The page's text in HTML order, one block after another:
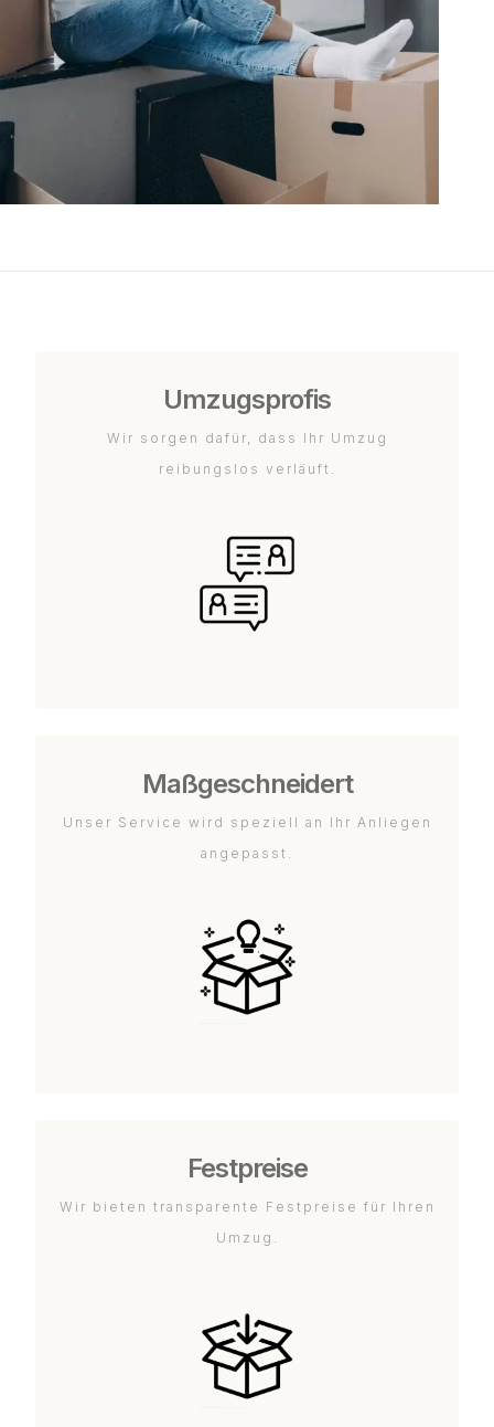
Umzugsprofis
Wir sorgen dafür, dass Ihr Umzug
reibungslos verläuft.
Maßgeschneidert
Unser Service wird speziell an Ihr Anliegen
angepasst.
Festpreise
Wir bieten transparente Festpreise für Ihren
Umzug.